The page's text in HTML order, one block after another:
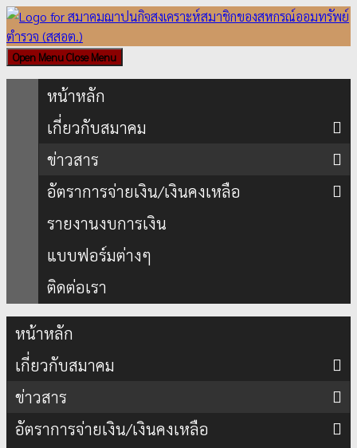
Skip
to
content
Open MenuClose Menu
หน้าหลัก
เกี่ยวกับสมาคม
ข่าวสาร
อัตราการจ่ายเงิน/เงินคงเหลือ
รายงานงบการเงิน
แบบฟอร์มต่างๆ
ติดต่อเรา
หน้าหลัก
เกี่ยวกับสมาคม
ข่าวสาร
อัตราการจ่ายเงิน/เงินคงเหลือ